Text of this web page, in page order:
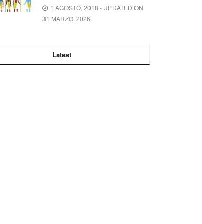
1 AGOSTO, 2018 - UPDATED ON
31 MARZO, 2026
Latest